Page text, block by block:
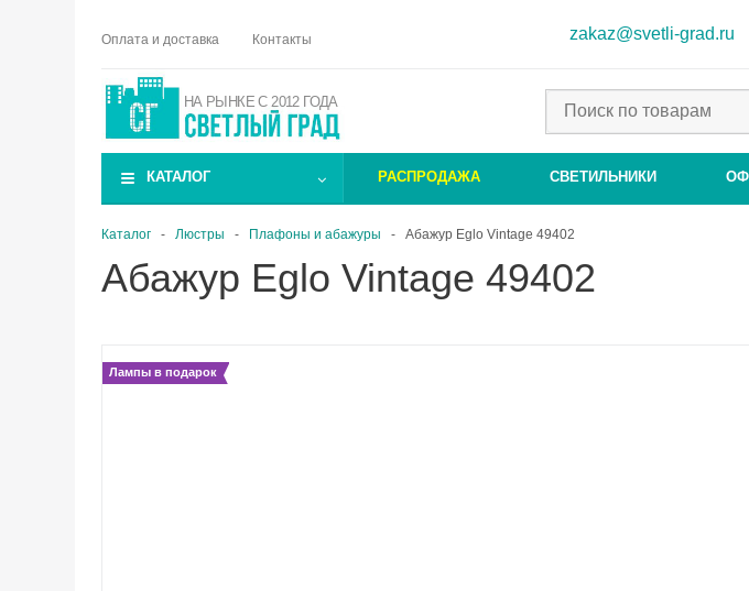
Оплата и доставка Контакты zakaz@svetli-grad.ru
НА РЫНКЕ С 2012 ГОДА
КАТАЛОГ РАСПРОДАЖА СВЕТИЛЬНИКИ
Каталог - Люстры - Плафоны и абажуры - Абажур Eglo Vintage 49402
Абажур Eglo Vintage 49402
Лампы в подарок